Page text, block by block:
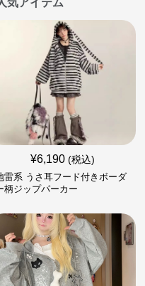
気アイテム
¥6,190 (税込)
雷系 うさ耳フード付きボーダ
柄ジップパーカー